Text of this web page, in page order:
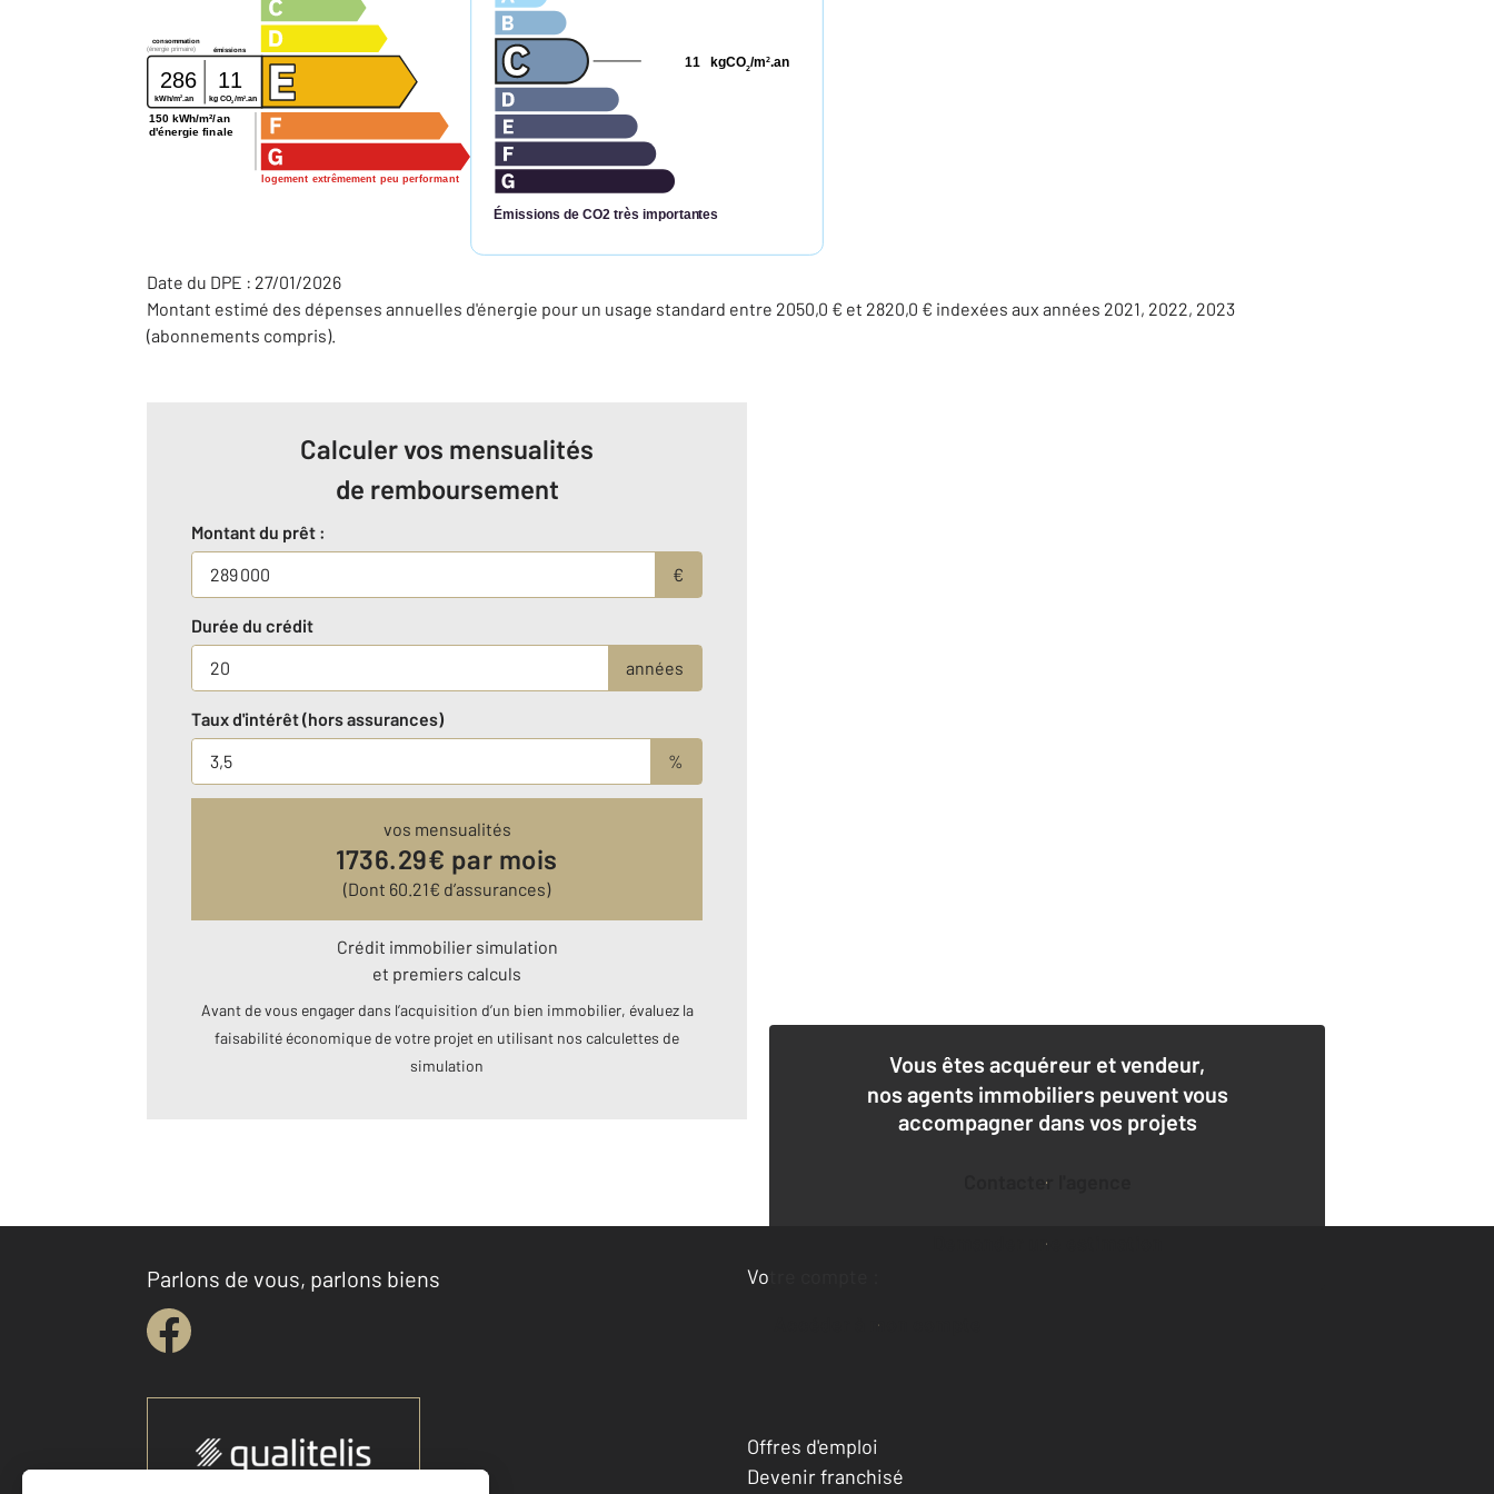
logement extrêmement peu performant
consommation
émissions
(énergie primaire)
286 11
kWh/m2 .an kg CO2/m2 .an
150 kWh/m²/an
d'énergie finale
Émissions de CO2 très importantes
kgCO2/m2.an
11
Date du DPE : 27/01/2026
Montant estimé des dépenses annuelles d'énergie pour un usage standard entre 2050,0 € et 2820,0 € indexées aux années 2021, 2022, 2023
(abonnements compris).
Calculer vos mensualités
de remboursement
Montant du prêt :
€
Durée du crédit
années
Taux d'intérêt (hors assurances)
%
vos mensualités
1736.29€ par mois
(Dont 60.21€ d’assurances)
Crédit immobilier simulation
et premiers calculs
Avant de vous engager dans l’acquisition d’un bien immobilier, évaluez la
faisabilité économique de votre projet en utilisant nos calculettes de
simulation
Vous êtes acquéreur et vendeur,
nos agents immobiliers peuvent vous
accompagner dans vos projets
Contacter l'agence
Demander une estimation
Parlons de vous, parlons biens
Votre compte :
Accéder à mon compte
Offres d'emploi
Devenir franchisé